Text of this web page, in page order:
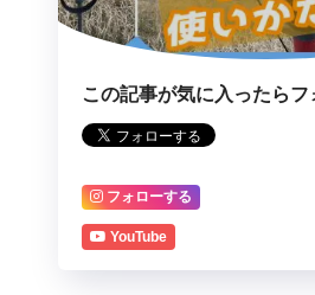
この記事が気に入ったらフ
フォローする
YouTube